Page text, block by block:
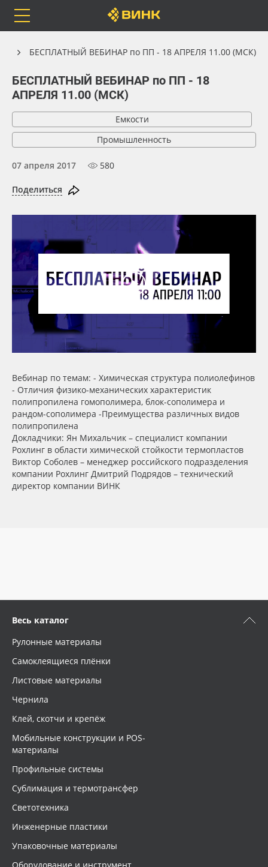
Orafol
Доставка
Оплата
Сервис
Инструкции
Компания
Блог
Поставщикам
Избранное
8 800 550 7888
Рулонные материалы
Листовые материалы
Чернила
Клей, скотчи и крепёж
Мобильные конструкции и POS-материалы
Профильные системы
Светотехника
Инженерные пластики
Упаковочные материалы
Оборудование и инструмент
Плёнка монтажная Oratape
ПЭТ листовой
ПЭТ бэклит
Баннер
Заготовки для сувениров
БЕСПЛАТНЫЙ ВЕБИНАР по ПП - 18 АПРЕЛЯ 11.00 (МСК)
БЕСПЛАТНЫЙ ВЕБИНАР по ПП - 18
АПРЕЛЯ 11.00 (МСК)
Емкости
Промышленность
07 апреля 2017 580
Поделиться
Вебинар по темам: - Химическая структура полиолефинов
- Отличия физико-механических характеристик
полипропилена гомополимера, блок-сополимера и
рандом-сополимера -Преимущества различных видов
полипропилена
Докладчики: Ян Михальчик – специалист компании
Рохлинг в области химической стойкости термопластов
Виктор Соболев – менеджер российского подразделения
компании Рохлинг Дмитрий Подрядов – технический
директор компании ВИНК
Весь каталог
Рулонные материалы
Самоклеящиеся плёнки
Листовые материалы
Чернила
Клей, скотчи и крепёж
Мобильные конструкции и POS-
материалы
Профильные системы
Сублимация и термотрансфер
Светотехника
Инженерные пластики
Упаковочные материалы